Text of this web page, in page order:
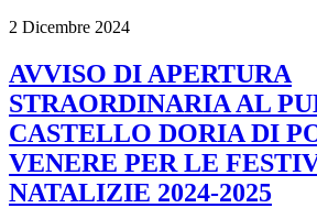
2 Dicembre 2024
AVVISO DI APERTURA
STRAORDINARIA AL
CASTELLO DORIA DI
VENERE PER LE
NATALIZIE 2024-2025